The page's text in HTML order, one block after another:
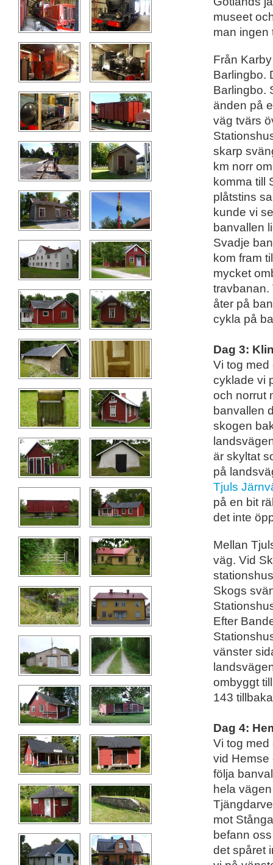
museet
man ingen
Från
Barlingbo.
Barlingbo.
änden på
väg tvärs
skarp
km norr
komma till
plåtstins
kunde vi
banvallen
Svadje
kom fram
mycket
travbanan.
åter på
cykla på
Dag 3:
Vi tog med
cyklade vi
och norrut
banvallen
skogen
är skyltat
på
Tjuls
på en bit
det inte
Mellan
väg. Vid
Skogs
Efter
vänster
ombyggt
143
Dag 4:
Vi tog
vid Hemse
följa
hela
mot
befann
det spåret